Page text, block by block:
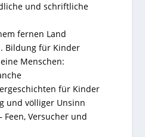
und schriftliche
fernen Land
Bildung für Kinder
Menschen:
für Kinder
und völliger Unsinn
Versucher und